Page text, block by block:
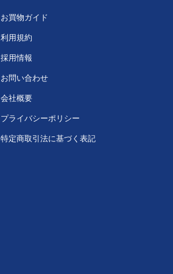
お買物ガイド
利用規約
採用情報
お問い合わせ
会社概要
プライバシーポリシー
特定商取引法に基づく表記